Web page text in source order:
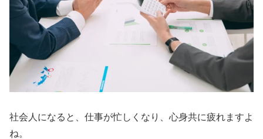
社会人になると、仕事が忙しくなり、心身共に疲れますよ
ね。